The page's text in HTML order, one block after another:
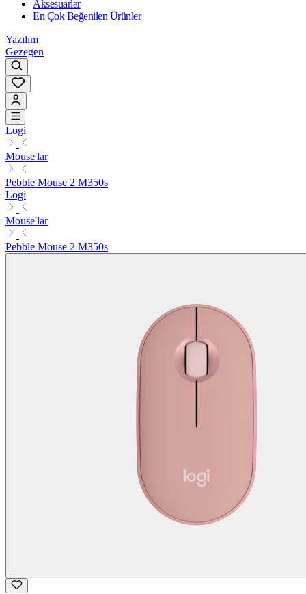
Aksesuarlar
En Çok Beğenilen Ürünler
Yazılım
Gezegen
Logi
Mouse'lar
Pebble Mouse 2 M350s
Logi
Mouse'lar
Pebble Mouse 2 M350s